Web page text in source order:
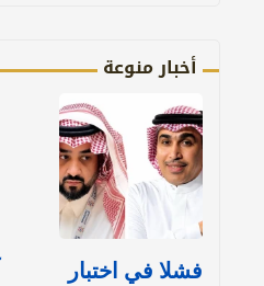
أخبار منوعة
فشلا في اختبار